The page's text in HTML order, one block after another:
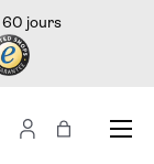
60 jours
Recherche
Se connecter
Sac à
Menu